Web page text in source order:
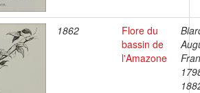
1862
Flore du
bassin de
l'Amazone